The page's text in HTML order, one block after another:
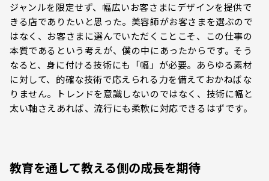
ジャンルを限定せず、幅広いお客さまにデザインを提供で
きる店でありたいと思った。美容師がお客さまを選ぶので
はなく、お客さまに選んでいただくことこそ、この仕事の
本質であるという考えが、僕の中にあったからです。そう
なると、身に付ける技術にも「幅」が必要。あらゆる素材
に対して、的確な技術で応えられる力を備えておかねばな
りません。トレンドを意識しないのではなく、技術に幅と
太い軸さえあれば、流行にも柔軟に対応できるはずです。
教育を通して教える側の成長を期待